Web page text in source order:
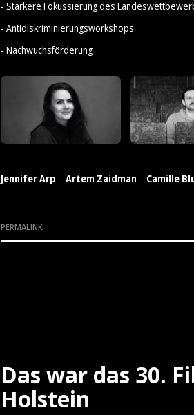
- Stärkere Fokussierung des
- Antidiskriminierungsworkshops
- Nachwuchsförderung
Jennifer Arp – Artem Zaidman – Camille
PERMALINK
Das war das 30.
Holstein